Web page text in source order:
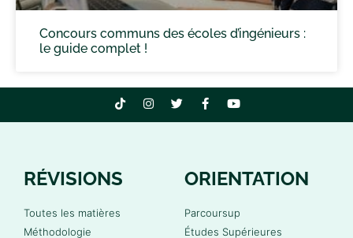
Concours communs des écoles d’ingénieurs :
le guide complet !
RÉVISIONS
Toutes les matières
Méthodologie
ORIENTATION
Parcoursup
Études Supérieures